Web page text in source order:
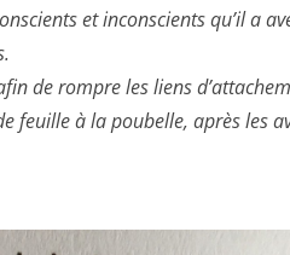
et inconscients qu’il a
de rompre les liens
feuille à la poubelle, après les